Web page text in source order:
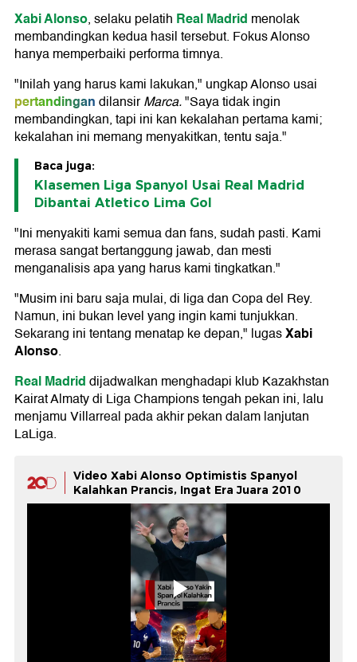
Xabi Alonso, selaku pelatih Real Madrid menolak
membandingkan kedua hasil tersebut. Fokus Alonso
hanya memperbaiki performa timnya.
"Inilah yang harus kami lakukan," ungkap Alonso usai
pertandingandilansirMarca."Saya tidak ingin
membandingkan, tapi ini kan kekalahan pertama kami;
kekalahan ini memang menyakitkan, tentu saja."
Baca juga:
Klasemen Liga Spanyol Usai Real Madrid
Dibantai Atletico Lima Gol
"Ini menyakiti kami semua dan fans, sudah pasti. Kami
merasa sangat bertanggung jawab, dan mesti
menganalisis apa yang harus kami tingkatkan."
"Musim ini baru saja mulai, di liga dan Copa del Rey.
Namun, ini bukan level yang ingin kami tunjukkan.
Sekarang ini tentang menatap ke depan," lugasXabi
Alonso.
Real Madriddijadwalkan menghadapi klub Kazakhstan
Kairat Almaty di Liga Champions tengah pekan ini, lalu
menjamu Villarreal pada akhir pekan dalam lanjutan
LaLiga.
Video Xabi Alonso Optimistis Spanyol
Kalahkan Prancis, Ingat Era Juara 2010